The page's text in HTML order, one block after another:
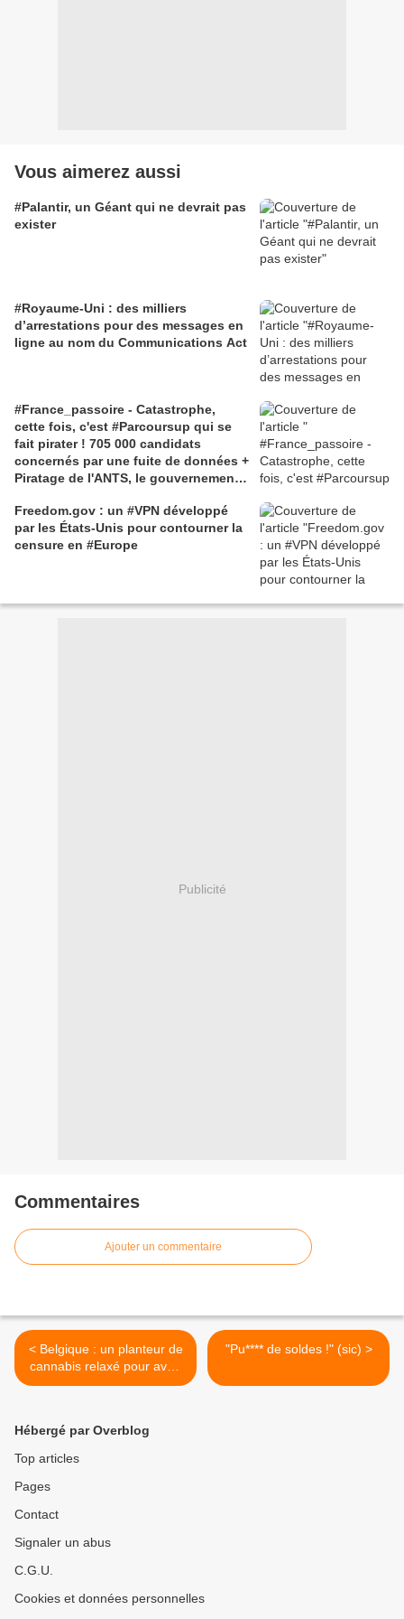
Vous aimerez aussi
#Palantir, un Géant qui ne devrait pas
exister
#Royaume-Uni : des milliers
d’arrestations pour des messages en
ligne au nom du Communications Act
#France_passoire - Catastrophe,
cette fois, c'est #Parcoursup qui se
fait pirater ! 705 000 candidats
concernés par une fuite de données +
Piratage de l'ANTS, le gouvernement
données qui concerne des millions
de Français
Freedom.gov : un #VPN développé
par les États-Unis pour contourner la
censure en #Europe
Publicité
Commentaires
Ajouter un commentaire
< Belgique : un planteur de
cannabis relaxé pour avoir
protégé la santé de ses
"Pu**** de soldes !" (sic) >
Hébergé par Overblog
Top articles
Pages
Contact
Signaler un abus
C.G.U.
Cookies et données personnelles